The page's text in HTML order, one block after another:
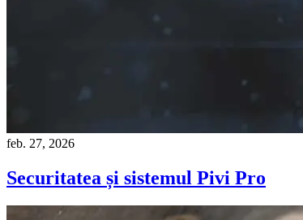
feb. 27, 2026
Securitatea și sistemul Pivi Pro